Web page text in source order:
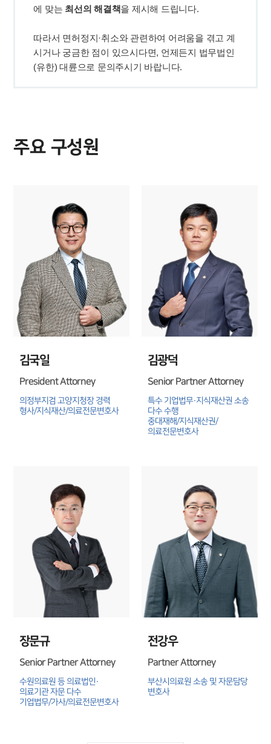
의료·바이오·헬스케어그룹 업무
전체
구성원 소개
대륜법률상담예약
대륜법률상담예약
에 맞는 최선의 해결책
따라서 면허정지·취소와 관련하여 어려움을 겪고 계
시거나 궁금한 점이 있으시다면, 언제든지 법무법인
(유한) 대륜으로 문의주시기 바랍니다.
주요 구성원
김국일
President Attorney
의정부지검 고양지청장 경력
형사/지식재산/의료전문변호사
김광덕
Senior Partner Attorney
특수 기업법무·지식재산권 소송
다수 수행
중대재해/지식재산권/
의료전문변호사
장문규
Senior Partner Attorney
수원의료원 등 의료법인·
의료기관 자문 다수
기업법무/가사/의료전문변호사
전강우
Partner Attorney
부산시의료원 소송 및 자문담당
변호사